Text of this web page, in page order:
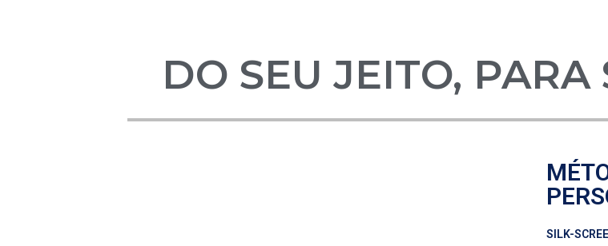
DO SEU JEITO, PARA
SILK-